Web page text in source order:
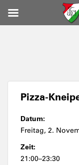
Pizza-
Datum:
Freitag, 2.
Zeit:
21:00–23:30